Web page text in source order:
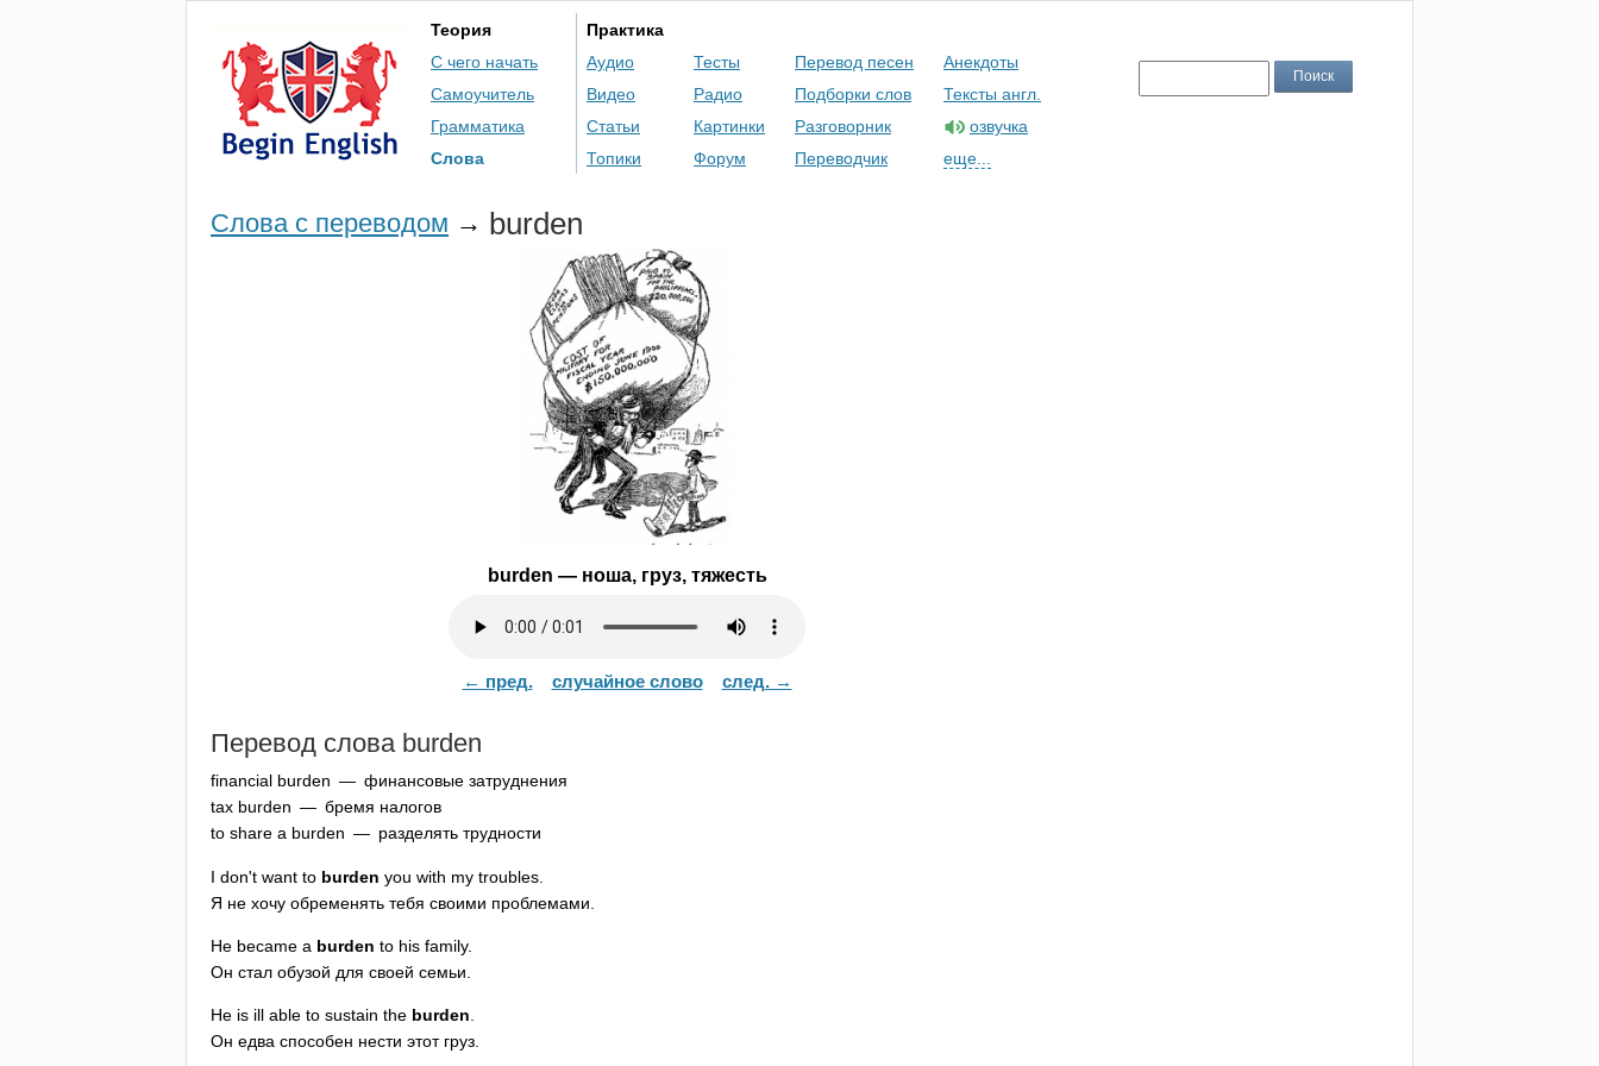
Теория
С чего начать
Самоучитель
Грамматика
Слова
Практика
Аудио
Видео
Статьи
Топики
Тесты
Радио
Картинки
Форум
Перевод песен
Подборки слов
Разговорник
Переводчик
Анекдоты
Тексты англ.
озвучка
еще...
Слова с переводом → burden
burden — ноша, груз, тяжесть
← пред. случайное слово след. →
Перевод слова burden
financial burden — финансовые затруднения
tax burden — бремя налогов
to share a burden — разделять трудности
I don't want to burden you with my troubles
Я не хочу обременять тебя своими проблемами.
He became a burden to his family.
Он стал обузой для своей семьи.
He is ill able to sustain the burden.
Он едва способен нести этот груз.